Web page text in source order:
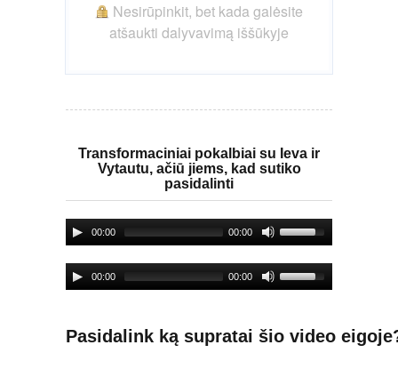
Nesirūpinkit, bet kada galėsite
atšaukti dalyvavimą iššūkyje
Transformaciniai pokalbiai su Ieva ir
Vytautu, ačiū jiems, kad sutiko
pasidalinti
00:00 00:00
00:00 00:00
Pasidalink ką supratai šio video